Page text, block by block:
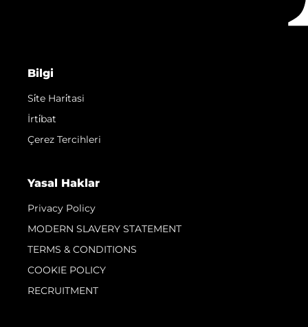
Bilgi
Si̇te Hari̇tasi
İrti̇bat
Çerez Tercihleri
Yasal Haklar
Privacy Policy
MODERN SLAVERY STATEMENT
TERMS & CONDITIONS
COOKIE POLICY
RECRUITMENT